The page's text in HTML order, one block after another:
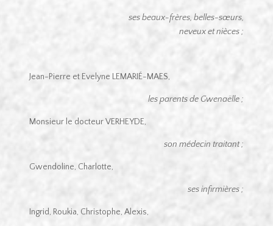
ses beaux-frères, belles-sœurs,
neveux et nièces ;
Jean-Pierre et Evelyne LEMARIÉ-MAES,
les parents de Gwenaëlle ;
Monsieur le docteur VERHEYDE,
son médecin traitant ;
Gwendoline, Charlotte,
ses infirmières ;
Ingrid, Roukia, Christophe, Alexis,